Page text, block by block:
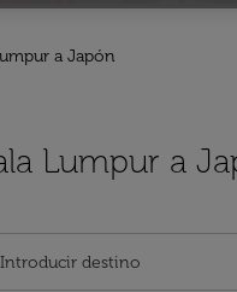
a Japón
Lumpur a